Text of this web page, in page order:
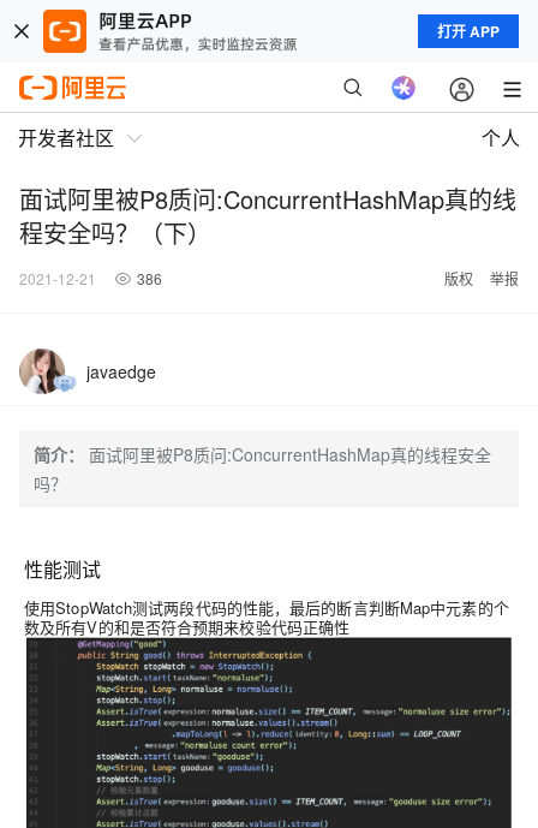
打开 APP
开发者社区 个人
面试阿里被P8质问:ConcurrentHashMap真的线
程安全吗？（下）
2021-12-21 386 版权 举报
javaedge
简介：
面试阿里被P8质问:ConcurrentHashMap真的线程安全
吗？
性能测试
使用StopWatch测试两段代码的性能，最后的断言判断Map中元素的个
数及所有V的和是否符合预期来校验代码正确性